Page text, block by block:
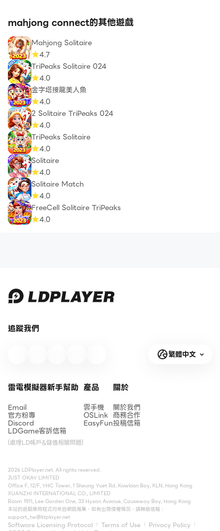
mahjong connect的其他遊戲
Mahjong Solitaire
4.7
TriPeaks Solitaire 024
4.0
金字塔接龍美人魚
4.0
2 Solitaire TriPeaks 024
4.0
TriPeaks Solitaire
4.0
Solitaire
4.0
Solitaire Match
4.0
FreeCell Solitaire TriPeaks
4.0
追蹤我們
繁體中文
雷電模擬器新手幫助
Email
官方粉專
Discord
LDGame客訴信箱
(處理LD帳戶&儲值相關問題)
產品
雲手機
OSLink
EasyFun
關於
關於我們
商務合作
投稿信箱
2026 LDPlayer.net. All rights reserved.
JUST OKAY LIMITED
Office F, 12/F, YHC Tower, 1 Sheung Yuet Rd, Kowloon Bay, KLN, Hong Kong
XUANZHI INTERNATIONAL CO., LIMITED
Room 1911, Lee Garden One, 33 Hysan Avenue, Causeway Bay, Hong Kong
本站的遊戲應用程式均來自網路蒐集，如有出現侵權情況，請聯絡信箱：
support_tw@ldplayer.net
Software Licensing Protocol Terms of Use
Privacy Policy